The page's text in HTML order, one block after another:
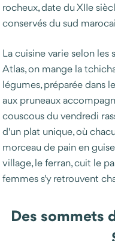
rocheux, date du XIIe
conservés du sud
La cuisine varie selon les
Atlas, on mange la
légumes, préparée dans
aux pruneaux
couscous du vendredi
d'un plat unique, où
morceau de pain en
village, le ferran, cuit le
femmes s'y retrouvent
Des sommets